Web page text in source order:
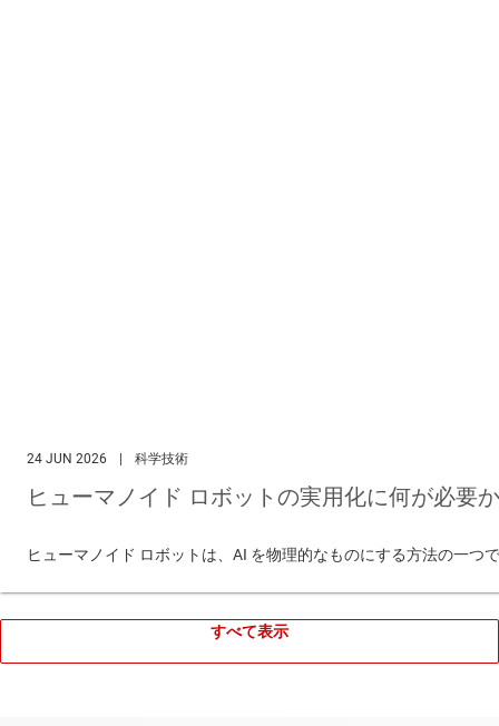
24 JUN 2026 | 科学技術
ヒューマノイド ロボットの実用化に何が必要
ヒューマノイド ロボットは、AI を物理的なものにする方法の一
すべて表示